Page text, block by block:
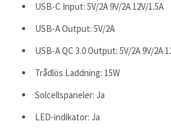
USB-C Input: 5V/2A 9V/2A 12V/1.5A
USB-A Output: 5V/2A
USB-A QC 3.0 Output: 5V/2A 9V/2A
Trådlös Laddning: 15W
Solcellspaneler: Ja
LED-indikator: Ja